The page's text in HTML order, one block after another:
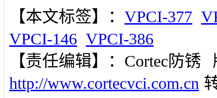
【本文标签】： VPCI-377
VPCI-146 VPCI-386
【责任编辑】： Cortec防锈
http://www.cortecvci.com.cn